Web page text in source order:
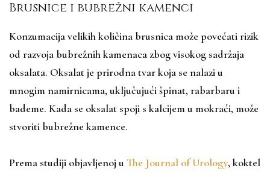
Brusnice i bubrežni kamenci
Konzumacija velikih količina brusnica može povećati rizik
od razvoja bubrežnih kamenaca zbog visokog sadržaja
oksalata. Oksalat je prirodna tvar koja se nalazi u
mnogim namirnicama, uključujući špinat, rabarbaru i
bademe. Kada se oksalat spoji s kalcijem u mokraći, može
stvoriti bubrežne kamence.
Prema studiji objavljenoj u The Journal of Urology, koktel